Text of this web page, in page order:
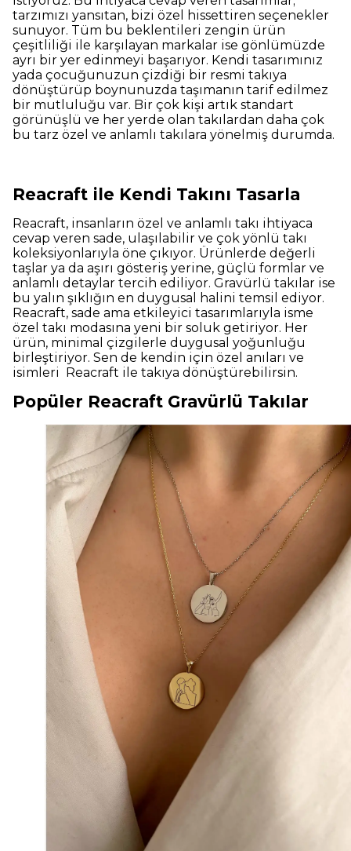
tarzımızı yansıtan, bizi özel hissettiren seçenekler
sunuyor. Tüm bu beklentileri zengin ürün
çeşitliliği ile karşılayan markalar ise gönlümüzde
ayrı bir yer edinmeyi başarıyor. Kendi tasarımınız
yada çocuğunuzun çizdiği bir resmi takıya
dönüştürüp boynunuzda taşımanın tarif edilmez
bir mutluluğu var. Bir çok kişi artık standart
görünüşlü ve her yerde olan takılardan daha çok
bu tarz özel ve anlamlı takılara yönelmiş durumda.
Reacraft ile Kendi Takını Tasarla
Reacraft, insanların özel ve anlamlı takı ihtiyaca
cevap veren sade, ulaşılabilir ve çok yönlü takı
koleksiyonlarıyla öne çıkıyor. Ürünlerde değerli
taşlar ya da aşırı gösteriş yerine, güçlü formlar ve
anlamlı detaylar tercih ediliyor. Gravürlü takılar ise
bu yalın şıklığın en duygusal halini temsil ediyor.
Reacraft, sade ama etkileyici tasarımlarıyla isme
özel takı modasına yeni bir soluk getiriyor. Her
ürün, minimal çizgilerle duygusal yoğunluğu
birleştiriyor. Sen de kendin için özel anıları ve
isimleri Reacraft ile takıya dönüştürebilirsin.
Popüler Reacraft Gravürlü Takılar